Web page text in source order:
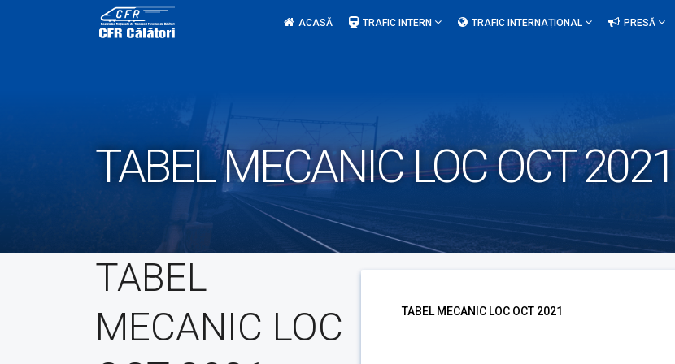
ACASĂ TRAFIC INTERN TRAFIC INTERNAȚIONAL PRESĂ
TABEL MECANIC LOC OCT 2021
TABEL
MECANIC LOC
TABEL MECANIC LOC OCT 2021